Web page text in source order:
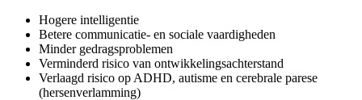
Hogere intelligentie
Betere communicatie- en sociale vaardigheden
Minder gedragsproblemen
Verminderd risico van ontwikkelingsachterstand
Verlaagd risico op ADHD, autisme en cerebrale parese
(hersenverlamming)